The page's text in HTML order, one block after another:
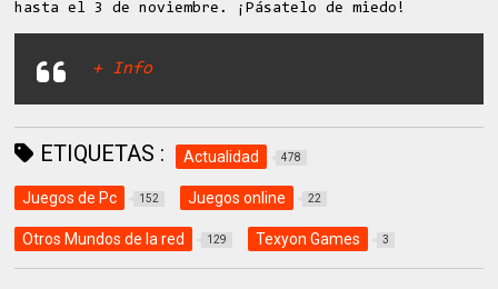
hasta el 3 de noviembre. ¡Pásatelo de miedo!
+ Info
ETIQUETAS : Actualidad 478
Juegos de Pc 152 Juegos online 22
Otros Mundos de la red 129 Texyon Games 3